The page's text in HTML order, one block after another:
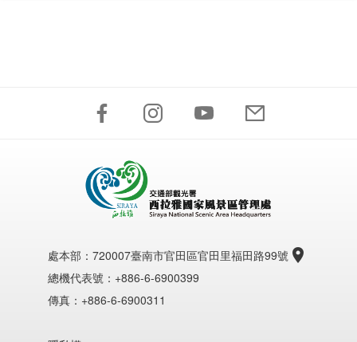
處本部： 720007臺南市官田區官田里福田路99號
總機代表號：+886-6-6900399
傳真：+886-6-6900311